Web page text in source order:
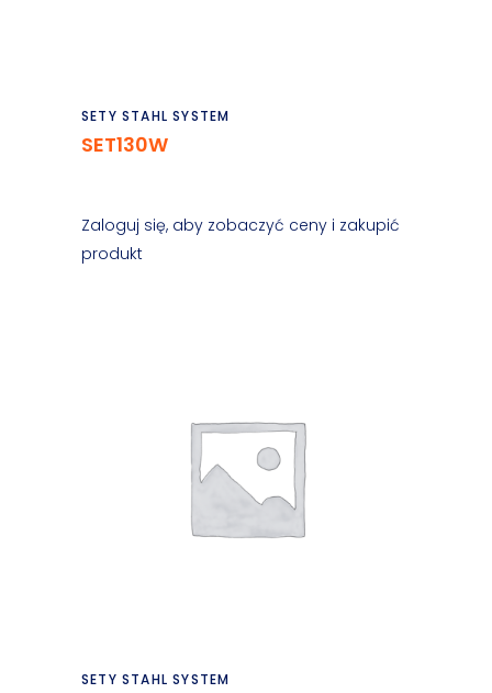
Czytaj dalej
SETY STAHL SYSTEM
SET130W
Zaloguj się, aby zobaczyć ceny i zakupić
produkt
Czytaj dalej
SETY STAHL SYSTEM